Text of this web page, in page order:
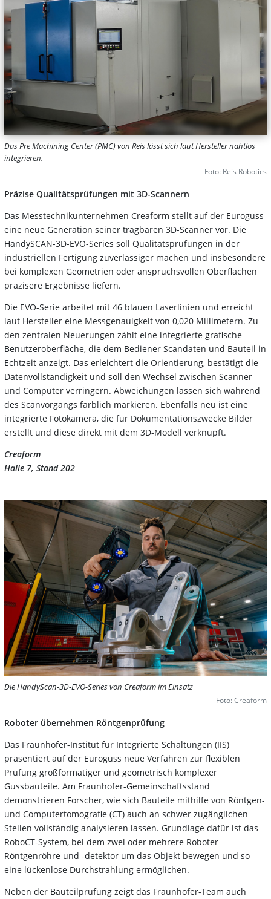
Das Pre Machining Center (PMC) von Reis lässt sich laut Hersteller nahtlos
integrieren.
Foto: Reis Robotics
Präzise Qualitätsprüfungen mit 3D-Scannern
Das Messtechnikunternehmen Creaform stellt auf der Euroguss
eine neue Generation seiner tragbaren 3D-Scanner vor. Die
HandySCAN-3D-EVO-Series soll Qualitätsprüfungen in der
industriellen Fertigung zuverlässiger machen und insbesondere
bei komplexen Geometrien oder anspruchsvollen Oberflächen
präzisere Ergebnisse liefern.
Die EVO-Serie arbeitet mit 46 blauen Laserlinien und erreicht
laut Hersteller eine Messgenauigkeit von 0,020 Millimetern. Zu
den zentralen Neuerungen zählt eine integrierte grafische
Benutzeroberfläche, die dem Bediener Scandaten und Bauteil in
Echtzeit anzeigt. Das erleichtert die Orientierung, bestätigt die
Datenvollständigkeit und soll den Wechsel zwischen Scanner
und Computer verringern. Abweichungen lassen sich während
des Scanvorgangs farblich markieren. Ebenfalls neu ist eine
integrierte Fotokamera, die für Dokumentationszwecke Bilder
erstellt und diese direkt mit dem 3D-Modell verknüpft.
Creaform
Halle 7, Stand 202
Die HandyScan-3D-EVO-Series von Creaform im Einsatz
Foto: Creaform
Roboter übernehmen Röntgenprüfung
Das Fraunhofer-Institut für Integrierte Schaltungen (IIS)
präsentiert auf der Euroguss neue Verfahren zur flexiblen
Prüfung großformatiger und geometrisch komplexer
Gussbauteile. Am Fraunhofer-Gemeinschaftsstand
demonstrieren Forscher, wie sich Bauteile mithilfe von Röntgen-
und Computertomografie (CT) auch an schwer zugänglichen
Stellen vollständig analysieren lassen. Grundlage dafür ist das
RoboCT-System, bei dem zwei oder mehrere Roboter
Röntgenröhre und -detektor um das Objekt bewegen und so
eine lückenlose Durchstrahlung ermöglichen.
Neben der Bauteilprüfung zeigt das Fraunhofer-Team auch